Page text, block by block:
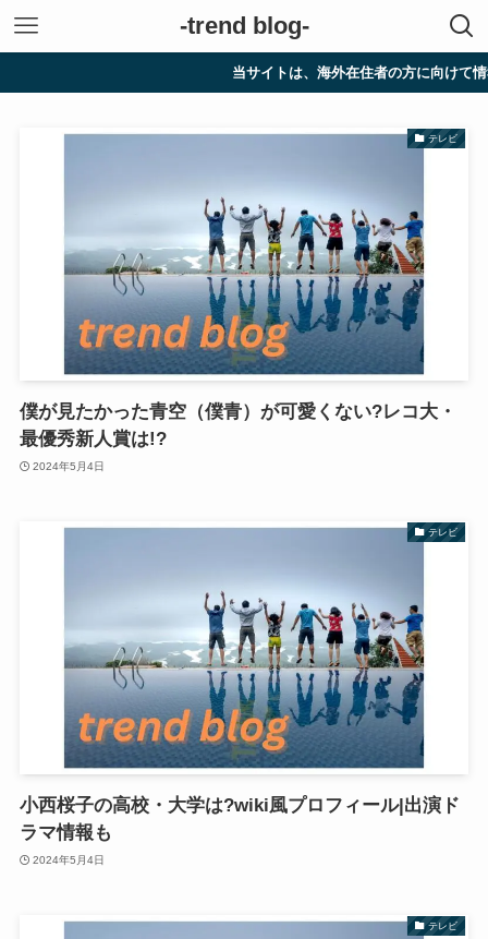
-trend blog-
当サイトは、海外在住者の方に向けて情報を発信
テレビ
僕が見たかった青空（僕青）が可愛くない?レコ大・
最優秀新人賞は!?
2024年5月4日
テレビ
小西桜子の高校・大学は?wiki風プロフィール|出演ド
ラマ情報も
2024年5月4日
テレビ